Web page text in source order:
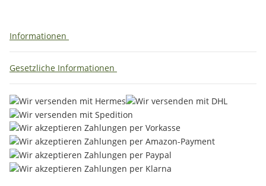
Informationen
Gesetzliche Informationen